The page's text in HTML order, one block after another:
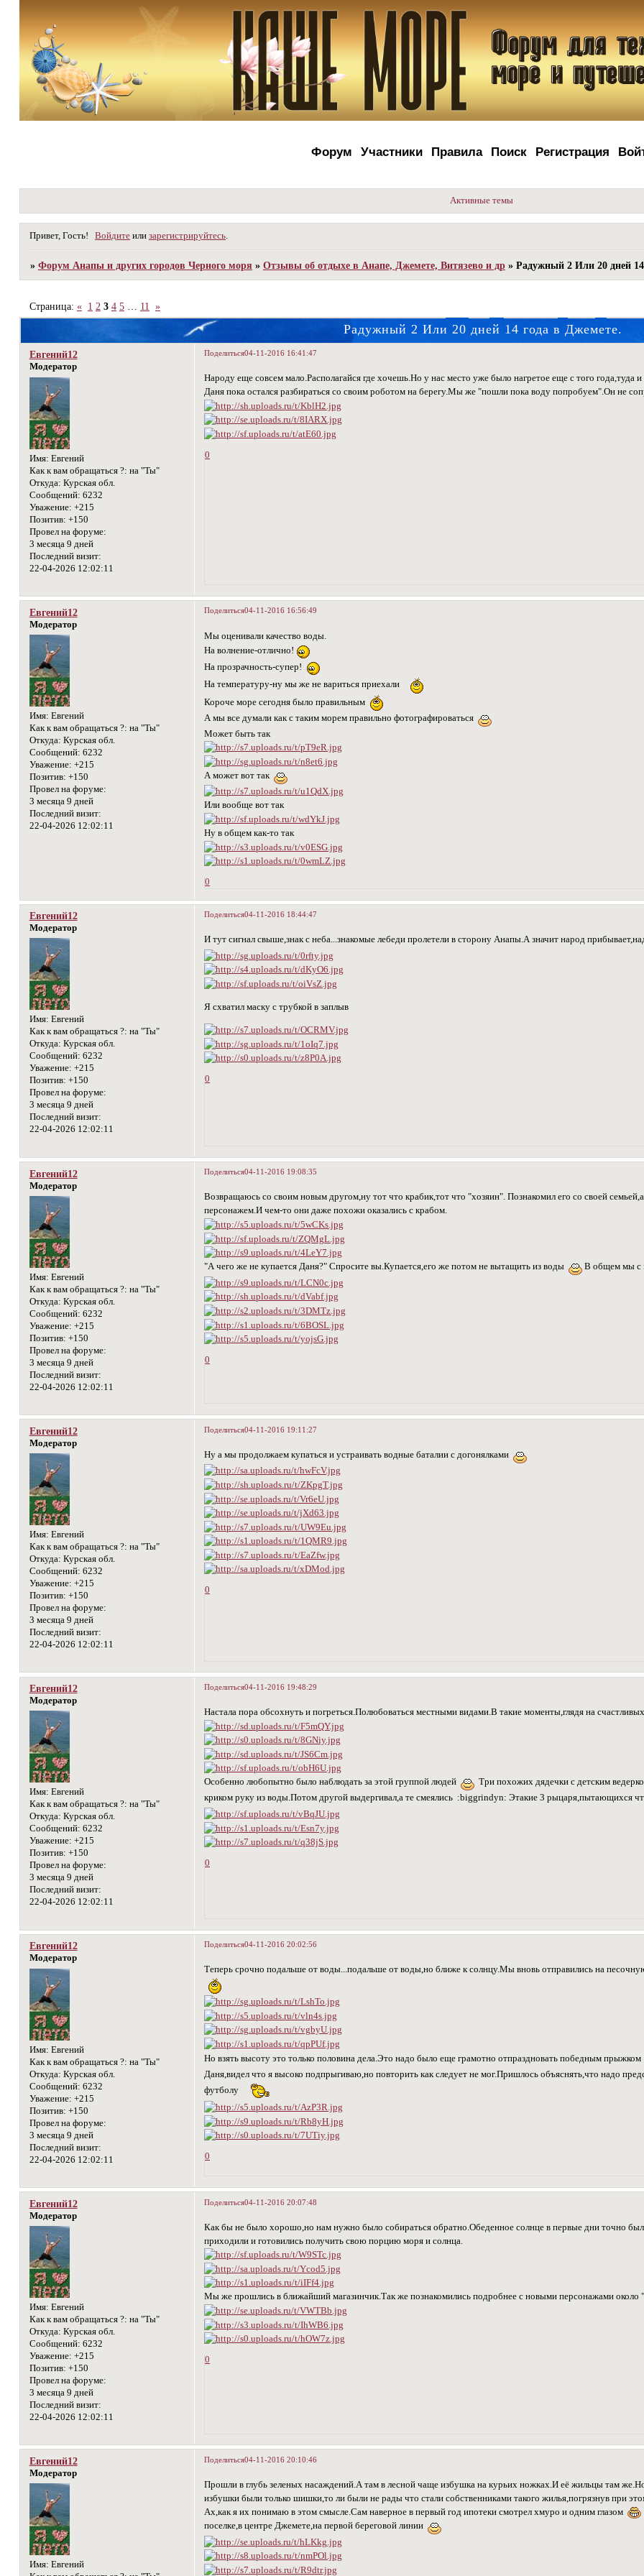
Форум Участники Правила Поиск Регистрация
Активные темы
Привет, Гость! Войдите или зарегистрируйтесь
» Форум Анапы и других городов Черного моря » Отзывы об отдыхе в Анапе, Джемете, Витязево и др » Радужный 2 Или 20 дней
Радужный 2 Или 20 дней 14 года в Джемете.
Страница: « 1 2 3 4 5 11 »
Поделиться04-11-2016 16:41:47
Евгений12
Модератор
Имя: Евгений
Как к вам обращаться ?: на "Ты"
Откуда: Курская обл.
Сообщений: 6232
Уважение: +215
Позитив: +150
Провел на форуме:
3 месяца 9 дней
Последний визит:
22-04-2026 12:02:11
Народу еще совсем мало.Располагайся где хочешь.Но у нас место уже было нагретое еще с того года,туда
Даня пока остался разбираться со своим роботом на берегу.Мы же "пошли пока воду попробуем".Он не
0
Поделиться04-11-2016 16:56:49
Евгений12
Модератор
Имя: Евгений
Как к вам обращаться ?: на "Ты"
Откуда: Курская обл.
Сообщений: 6232
Уважение: +215
Позитив: +150
Провел на форуме:
3 месяца 9 дней
Последний визит:
22-04-2026 12:02:11
Мы оценивали качество воды.
На волнение-отлично!
На прозрачность-супер!
На температуру-ну мы же не вариться приехали
Короче море сегодня было правильным
А мы все думали как с таким морем правильно фотографироваться
Может быть так
А может вот так
Или вообще вот так
Ну в общем как-то так
0
Поделиться04-11-2016 18:44:47
Евгений12
Модератор
Имя: Евгений
Как к вам обращаться ?: на "Ты"
Откуда: Курская обл.
Сообщений: 6232
Уважение: +215
Позитив: +150
Провел на форуме:
3 месяца 9 дней
Последний визит:
22-04-2026 12:02:11
И тут сигнал свыше,знак с неба...знакомые лебеди пролетели в сторону Анапы.А значит народ
Я схватил маску с трубкой в заплыв
0
Поделиться04-11-2016 19:08:35
Евгений12
Модератор
Имя: Евгений
Как к вам обращаться ?: на "Ты"
Откуда: Курская обл.
Сообщений: 6232
Уважение: +215
Позитив: +150
Провел на форуме:
3 месяца 9 дней
Последний визит:
22-04-2026 12:02:11
Возвращаюсь со своим новым другом,ну тот что крабик,тот что "хозяин". Познакомил его со своей
персонажем.И чем-то они даже похожи оказались с крабом.
"А чего же не купается Даня?" Спросите вы.Купается,его же потом не вытащить из воды В общем мы с
0
Поделиться04-11-2016 19:11:27
Евгений12
Модератор
Имя: Евгений
Как к вам обращаться ?: на "Ты"
Откуда: Курская обл.
Сообщений: 6232
Уважение: +215
Позитив: +150
Провел на форуме:
3 месяца 9 дней
Последний визит:
22-04-2026 12:02:11
Ну а мы продолжаем купаться и устраивать водные баталии с догонялками
0
Поделиться04-11-2016 19:48:29
Евгений12
Модератор
Имя: Евгений
Как к вам обращаться ?: на "Ты"
Откуда: Курская обл.
Сообщений: 6232
Уважение: +215
Позитив: +150
Провел на форуме:
3 месяца 9 дней
Последний визит:
22-04-2026 12:02:11
Настала пора обсохнуть и погреться.Полюбоваться местными видами.В такие моменты,глядя на
Особенно любопытно было наблюдать за этой группой людей
Три похожих дядечки с детским
криком руку из воды.Потом другой выдергивал,а те смеялись :biggrindyn: Этакие 3 рыцаря,пытающихся
0
Поделиться04-11-2016 20:02:56
Евгений12
Модератор
Имя: Евгений
Как к вам обращаться ?: на "Ты"
Откуда: Курская обл.
Сообщений: 6232
Уважение: +215
Позитив: +150
Провел на форуме:
3 месяца 9 дней
Последний визит:
22-04-2026 12:02:11
Теперь срочно подальше от воды...подальше от воды,но ближе к солнцу.Мы вновь отправились на
Но взять высоту это только половина дела.Это надо было еще грамотно отпраздновать победным
Даня,видел что я высоко подпрыгиваю,но повторить как следует не мог.Пришлось объяснять,что надо
футболу
0
Поделиться04-11-2016 20:07:48
Евгений12
Модератор
Имя: Евгений
Как к вам обращаться ?: на "Ты"
Откуда: Курская обл.
Сообщений: 6232
Уважение: +215
Позитив: +150
Провел на форуме:
3 месяца 9 дней
Последний визит:
22-04-2026 12:02:11
Как бы не было хорошо,но нам нужно было собираться обратно.Обеденное солнце в первые дни точно
приходили и готовились получить свою порцию моря и солнца.
Мы же прошлись в ближайший магазинчик.Так же познакомились подробнее с новыми персонажами
0
Поделиться04-11-2016 20:10:46
Евгений12
Модератор
Имя: Евгений
Прошли в глубь зеленых насаждений.А там в лесной чаще избушка на курьих ножках.И её жильцы там
избушки были только шишки,то ли были не рады что стали собственниками такого жилья,погрязнув при
Ах,как я их понимаю в этом смысле.Сам наверное в первый год ипотеки смотрел хмуро и одним глазом
поселке,в центре Джемете,на первой береговой линии